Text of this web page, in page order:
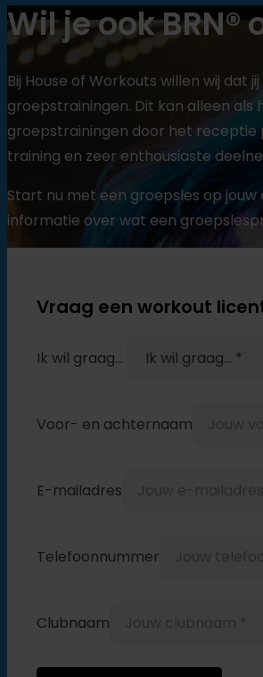
Wil je ook BRN®
Bij House of Workouts willen wij
groepstrainingen. Dit kan alleen
groepstrainingen door het receptie
training en zeer enthousiaste
Start nu met een groepsles op
informatie over wat een
Vraag een workout
Ik wil graag...
Voor- en achternaam
E-mailadres
Telefoonnummer
Clubnaam